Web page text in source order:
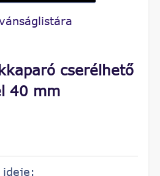
cserélhető
40 mm
ideje: